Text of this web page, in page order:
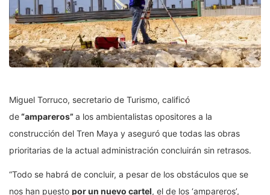
Miguel Torruco, secretario de Turismo, calificó
de“ampareros” a los ambientalistas opositores a la
construcción del Tren Maya y aseguró que todas las obras
prioritarias de la actual administración concluirán sin retrasos.
“Todo se habrá de concluir, a pesar de los obstáculos que se
nos han puesto por un nuevo cartel, el de los ‘ampareros’,